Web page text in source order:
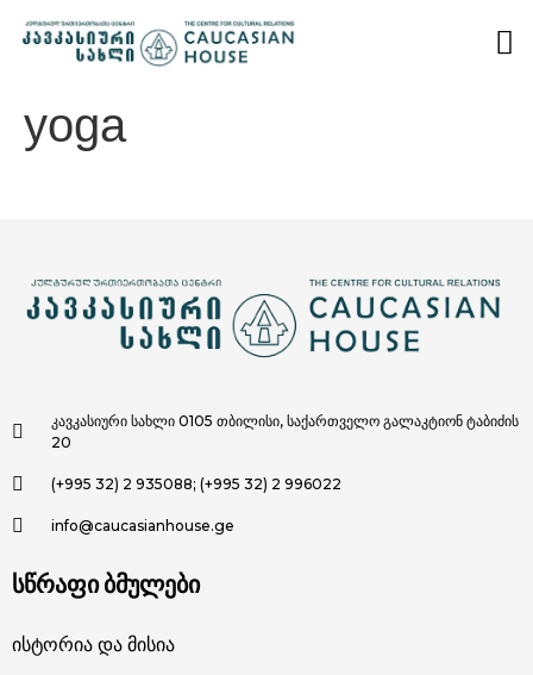
yoga
კავკასიური სახლი 0105 თბილისი, საქართველო გალაკტიონ ტაბიძის
20
(+995 32) 2 935088; (+995 32) 2 996022
info@caucasianhouse.ge
სწრაფი ბმულები
Ისტორია Და Მისია